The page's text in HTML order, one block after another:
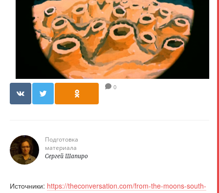
0
Подготовка
материала
Сергей Шапиро
Источники: https://theconversation.com/from-the-moons-south-